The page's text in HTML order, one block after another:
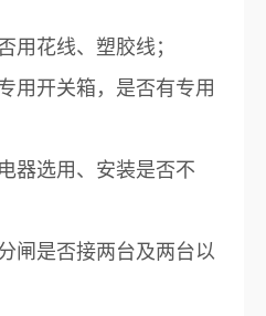
用花线、塑胶线；
用开关箱，是否有专用
器选用、安装是否不
闸是否接两台及两台以